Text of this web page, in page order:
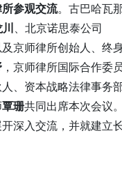
参观交流。古巴哈瓦
、北京诺思泰公司
及京师律所创始人、终
，京师律所国际合作委
人、资本战略法律事务
覃珊共同出席本次会议。
深入交流，并就建立